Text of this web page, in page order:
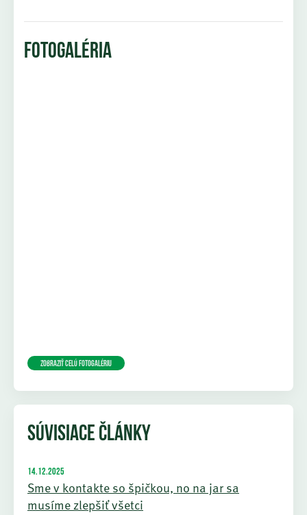
FOTOGALÉRIA
Zobraziť celú fotogalériu
SÚVISIACE ČLÁNKY
14.12.2025
Sme v kontakte so špičkou, no na jar sa
musíme zlepšiť všetci